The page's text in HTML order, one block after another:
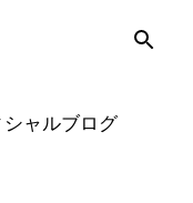
ャルブログ